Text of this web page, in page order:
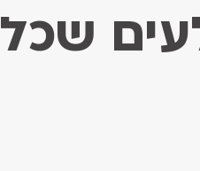
שכל